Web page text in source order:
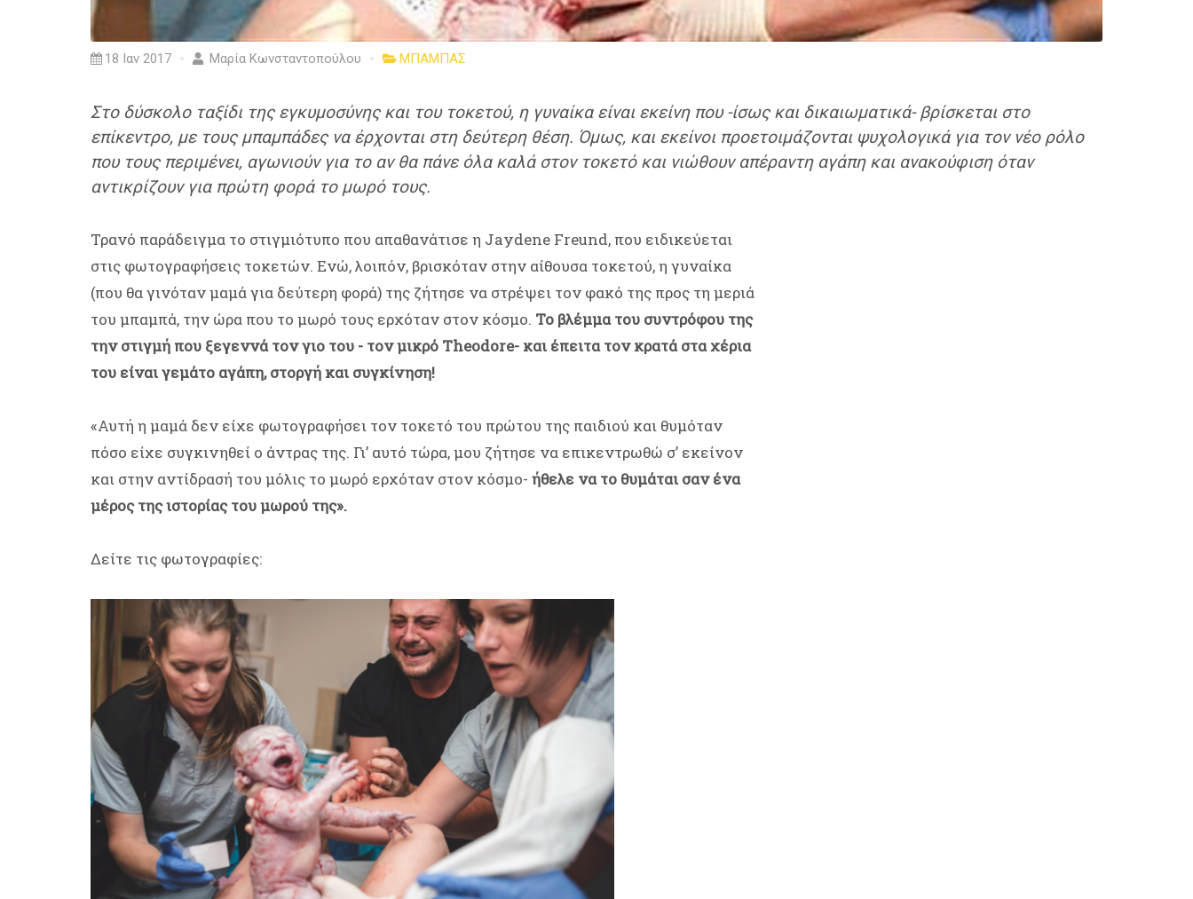
18 Ιαν 2017 Μαρία Κωνσταντοπούλου ΜΠΑΜΠΑΣ
Στο δύσκολο ταξίδι της εγκυμοσύνης και του τοκετού, η γυναίκα είναι εκείνη που -ίσως και δικαιωματικά- βρίσκεται στο
επίκεντρο, με τους μπαμπάδες να έρχονται στη δεύτερη θέση. Όμως, και εκείνοι προετοιμάζονται ψυχολογικά για τον νέο ρόλο
που τους περιμένει, αγωνιούν για το αν θα πάνε όλα καλά στον τοκετό και νιώθουν απέραντη αγάπη και ανακούφιση όταν
αντικρίζουν για πρώτη φορά το μωρό τους.
Τρανό παράδειγμα το στιγμιότυπο που απαθανάτισε η Jaydene Freund, που ειδικεύεται
στις φωτογραφήσεις τοκετών. Ενώ, λοιπόν, βρισκόταν στην αίθουσα τοκετού, η γυναίκα
(που θα γινόταν μαμά για δεύτερη φορά) της ζήτησε να στρέψει τον φακό της προς τη μεριά
του μπαμπά, την ώρα που το μωρό τους ερχόταν στον κόσμο. Το βλέμμα του συντρόφου της
την στιγμή που ξεγεννά τον γιο του - τον μικρό Theodore- και έπειτα τον κρατά στα χέρια
του είναι γεμάτο αγάπη, στοργή και συγκίνηση!
«Αυτή η μαμά δεν είχε φωτογραφήσει τον τοκετό του πρώτου της παιδιού και θυμόταν
πόσο είχε συγκινηθεί ο άντρας της. Γι’ αυτό τώρα, μου ζήτησε να επικεντρωθώ σ’ εκείνον
και στην αντίδρασή του μόλις το μωρό ερχόταν στον κόσμο- ήθελε να το θυμάται σαν ένα
μέρος της ιστορίας του μωρού της».
Δείτε τις φωτογραφίες: